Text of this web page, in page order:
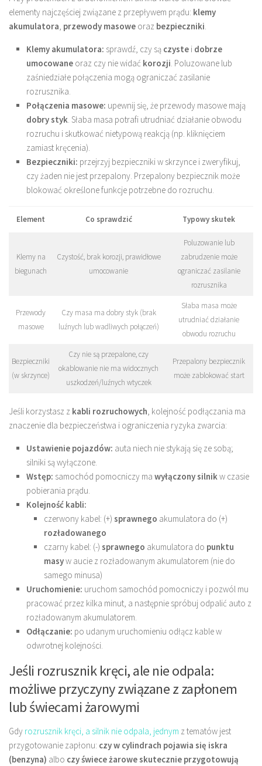
elementy najczęściej związane z przepływem prądu: klemy
akumulatora przewody masowe oraz bezpieczniki
Klemy akumulatora: sprawdź, czy są czyste i dobrze
umocowane oraz czy nie widać korozji . Poluzowane lub
zaśniedziałe połączenia mogą ograniczać zasilanie
rozrusznika.
Połączenia masowe: upewnij się, że przewody masowe mają
dobry styk . Słaba masa potrafi utrudniać działanie obwodu
rozruchu i skutkować nietypową reakcją (np. kliknięciem
zamiast kręcenia).
Bezpieczniki: przejrzyj bezpieczniki w skrzynce i zweryfikuj,
czy żaden nie jest przepalony. Przepalony bezpiecznik może
blokować określone funkcje potrzebne do rozruchu.
Element Co sprawdzić Typowy skutek
Klemy na
biegunach
Czystość, brak korozji, prawidłowe
umocowanie
Poluzowanie lub
zabrudzenie może
ograniczać zasilanie
rozrusznika
Przewody
masowe
Czy masa ma dobry styk (brak
luźnych lub wadliwych połączeń)
Słaba masa może
utrudniać działanie
obwodu rozruchu
Bezpieczniki
(w skrzynce)
Czy nie są przepalone, czy
okablowanie nie ma widocznych
uszkodzeń/luźnych wtyczek
Przepalony bezpiecznik
może zablokować start
Jeśli korzystasz z kabli rozruchowych, kolejność podłączania ma
znaczenie dla bezpieczeństwa i ograniczenia ryzyka zwarcia:
Ustawienie pojazdów: auta niech nie stykają się ze sobą;
silniki są wyłączone.
Wstęp: samochód pomocniczy ma wyłączony silnikw czasie
pobierania prądu.
Kolejność kabli:
czerwony kabel: (+) sprawnego akumulatora do (+)
rozładowanego
czarny kabel: (-) sprawnego akumulatora do punktu
masyw aucie z rozładowanym akumulatorem (nie do
samego minusa)
Uruchomienie: uruchom samochód pomocniczy i pozwól mu
pracować przez kilka minut, a następnie spróbuj odpalić auto z
rozładowanym akumulatorem.
Odłączanie: po udanym uruchomieniu odłącz kable w
odwrotnej kolejności.
Jeśli rozrusznik kręci, ale nie odpala:
możliwe przyczyny związane z zapłonem
lub świecami żarowymi
Gdy rozrusznik kręci, a silnik nie odpala, jednym z tematów jest
przygotowanie zapłonu: czy w cylindrach pojawia się iskra
(benzyna) albo czy świece żarowe skutecznie przygotowują